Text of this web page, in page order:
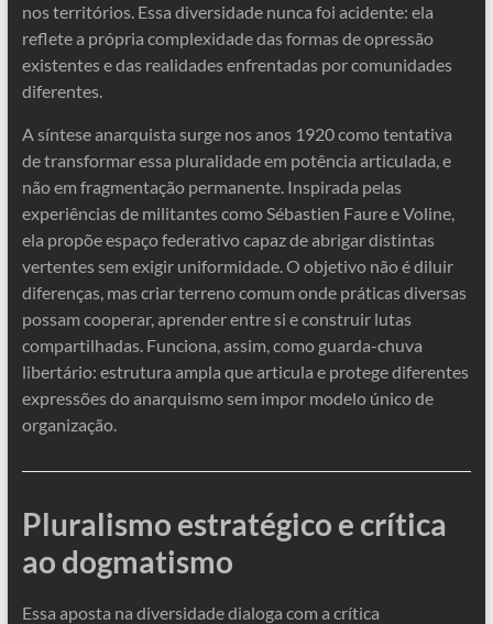
nos territórios. Essa diversidade nunca foi acidente: ela
reflete a própria complexidade das formas de opressão
existentes e das realidades enfrentadas por comunidades
diferentes.
A síntese anarquista surge nos anos 1920 como tentativa
de transformar essa pluralidade em potência articulada, e
não em fragmentação permanente. Inspirada pelas
experiências de militantes como Sébastien Faure e Voline,
ela propõe espaço federativo capaz de abrigar distintas
vertentes sem exigir uniformidade. O objetivo não é diluir
diferenças, mas criar terreno comum onde práticas diversas
possam cooperar, aprender entre si e construir lutas
compartilhadas. Funciona, assim, como guarda-chuva
libertário: estrutura ampla que articula e protege diferentes
expressões do anarquismo sem impor modelo único de
organização.
Pluralismo estratégico e crítica
ao dogmatismo
Essa aposta na diversidade dialoga com a crítica